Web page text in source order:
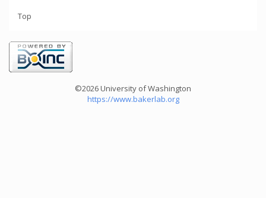
Top
©2026 University of Washington
https://www.bakerlab.org